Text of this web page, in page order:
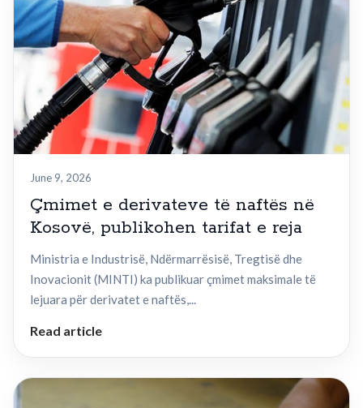
June 9, 2026
Çmimet e derivateve të naftës në
Kosovë, publikohen tarifat e reja
Ministria e Industrisë, Ndërmarrësisë, Tregtisë dhe
Inovacionit (MINTI) ka publikuar çmimet maksimale të
lejuara për derivatet e naftës,...
Read article